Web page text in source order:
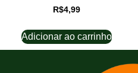
R$4,99
Adicionar ao carrinho